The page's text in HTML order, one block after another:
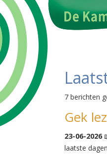
7 berichten
Gek
23-06-2026
laatste